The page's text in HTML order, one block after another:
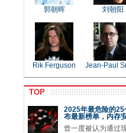
郭朝晖 刘朝阳
Rik Ferguson Jean-Paul
TOP
2025年最危险的
布最新榜单，内存
曾一度被认为通过